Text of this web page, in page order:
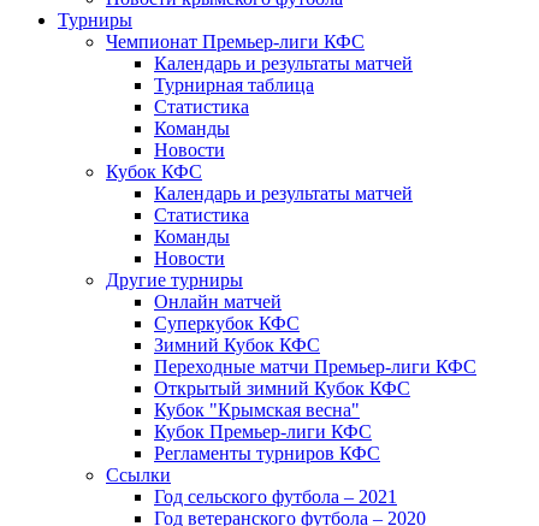
Турниры
Чемпионат Премьер-лиги КФС
Календарь и результаты матчей
Турнирная таблица
Статистика
Команды
Новости
Кубок КФС
Календарь и результаты матчей
Статистика
Команды
Новости
Другие турниры
Онлайн матчей
Суперкубок КФС
Зимний Кубок КФС
Переходные матчи Премьер-лиги КФС
Открытый зимний Кубок КФС
Кубок "Крымская весна"
Кубок Премьер-лиги КФС
Регламенты турниров КФС
Ссылки
Год сельского футбола – 2021
Год ветеранского футбола – 2020